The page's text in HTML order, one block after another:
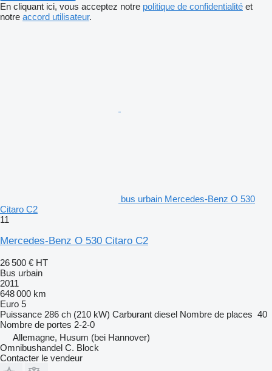
En cliquant ici, vous acceptez notre politique de confidentialité et
notre accord utilisateur.
bus urbain Mercedes-Benz O 530
Citaro C2
11
Mercedes-Benz O 530 Citaro C2
26 500 € HT
Bus urbain
2011
648 000 km
Euro 5
Puissance 286 ch (210 kW) Carburant diesel Nombre de places 40
Nombre de portes 2-2-0
Allemagne, Husum (bei Hannover)
Omnibushandel C. Block
Contacter le vendeur